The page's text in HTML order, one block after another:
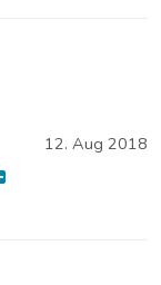
12. Aug 2018